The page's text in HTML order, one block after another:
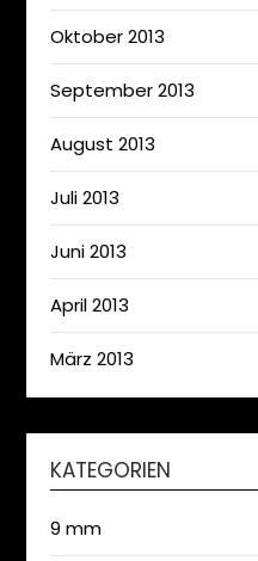
Oktober 2013
September 2013
August 2013
Juli 2013
Juni 2013
April 2013
März 2013
KATEGORIEN
9 mm